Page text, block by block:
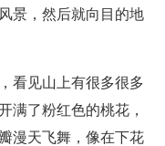
景，然后就向目的地
看见山上有很多很多
满了粉红色的桃花，
漫天飞舞，像在下花